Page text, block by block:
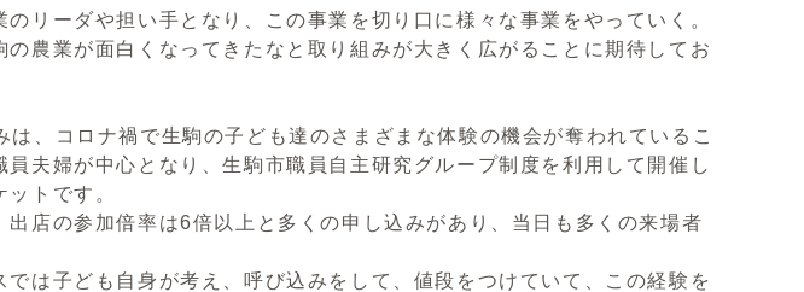
リーダや担い手となり、この事業を切り口に様々な事業をやっていく。
農業が面白くなってきたなと取り組みが大きく広がることに期待してお
、コロナ禍で生駒の子ども達のさまざまな体験の機会が奪われているこ
夫婦が中心となり、生駒市職員自主研究グループ制度を利用して開催し
トです。
店の参加倍率は6倍以上と多くの申し込みがあり、当日も多くの来場者
は子ども自身が考え、呼び込みをして、値段をつけていて、この経験を